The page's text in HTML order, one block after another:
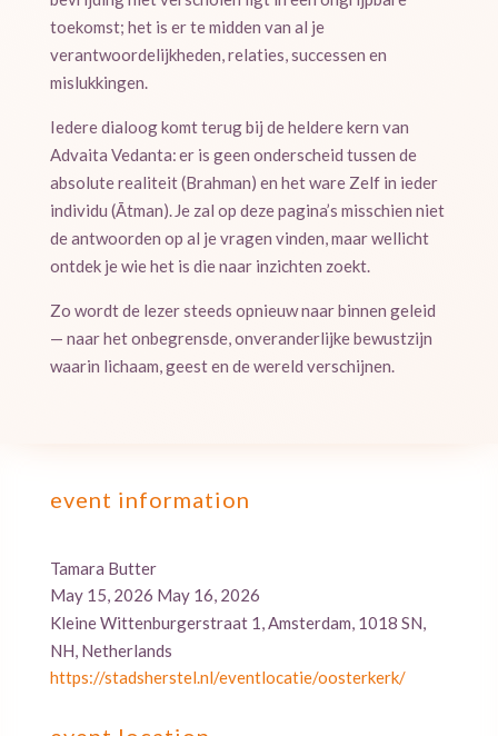
toekomst; het is er te midden van al je
verantwoordelijkheden, relaties, successen en
mislukkingen.
Iedere dialoog komt terug bij de heldere kern van
Advaita Vedanta: er is geen onderscheid tussen de
absolute realiteit (Brahman) en het ware Zelf in ieder
individu (Ātman). Je zal op deze pagina’s misschien niet
de antwoorden op al je vragen vinden, maar wellicht
ontdek je wie het is die naar inzichten zoekt.
Zo wordt de lezer steeds opnieuw naar binnen geleid
— naar het onbegrensde, onveranderlijke bewustzijn
waarin lichaam, geest en de wereld verschijnen.
event information
Tamara Butter
May 15, 2026 May 16, 2026
Kleine Wittenburgerstraat 1, Amsterdam, 1018 SN,
NH, Netherlands
https://stadsherstel.nl/eventlocatie/oosterkerk/